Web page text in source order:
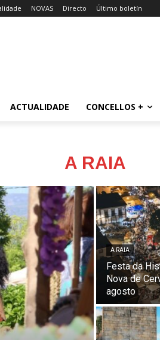
NOVAS Directo Último boletín
ACTUALIDADE CONCELLOS +
A RAIA
A RAIA
Festa da
Nova de
agosto